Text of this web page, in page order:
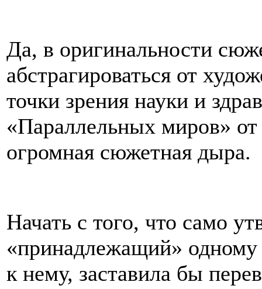
Да, в оригинальности
абстрагироваться от
точки зрения науки и
«Параллельных миров»
огромная сюжетная дыра.
Начать с того, что само
«принадлежащий» одному
к нему, заставила бы